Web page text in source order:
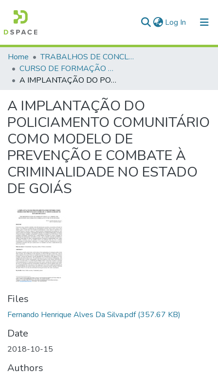
Log In (current)
Communities & Collections
All of DSpace
Home
TRABALHOS DE CONCLUSÃO DE CURSO - CFP (CURSO DE FORMAÇÃO DE PRAÇAS)
CURSO DE FORMAÇÃO DE PRAÇAS - CFP - 2018
A IMPLANTAÇÃO DO POLICIAMENTO COMUNITÁRIO COMO MODELO DE PREVENÇÃO E COMBATE À CRIMINALIDADE NO ESTADO DE GOIÁS
A IMPLANTAÇÃO DO
POLICIAMENTO COMUNITÁRIO
COMO MODELO DE
PREVENÇÃO E COMBATE À
CRIMINALIDADE NO ESTADO
DE GOIÁS
Files
Fernando Henrique Alves Da Silva.pdf(357.67 KB)
Date
2018-10-15
Authors